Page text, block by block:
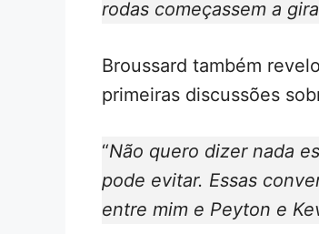
rodas começassem a
Broussard também
primeiras discussões
“Não quero dizer nada
pode evitar. Essas
entre mim e Peyton e